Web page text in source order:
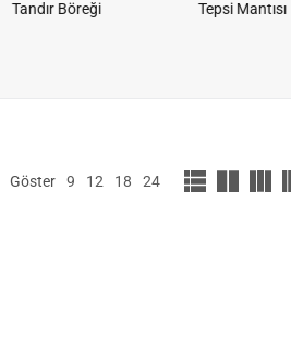
Tandır Böreği Tepsi Mantısı
Göster 9 12 18 24